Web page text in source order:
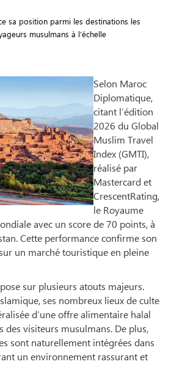
sa position parmi les destinations les
musulmans à l’échelle
Selon Maroc
Diplomatique,
citant l’édition
2026 du Global
Muslim Travel
Index (GMTI),
réalisé par
Mastercard et
CrescentRating,
le Royaume
avec un score de 70 points, à
Cette performance confirme son
un marché touristique en pleine
sur plusieurs atouts majeurs.
ses nombreux lieux de culte
d’une offre alimentaire halal
des visiteurs musulmans. De plus,
sont naturellement intégrées dans
un environnement rassurant et